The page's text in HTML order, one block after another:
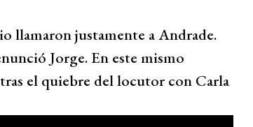
llamaron justamente a Andrade.
Jorge. En este mismo
el quiebre del locutor con Carla